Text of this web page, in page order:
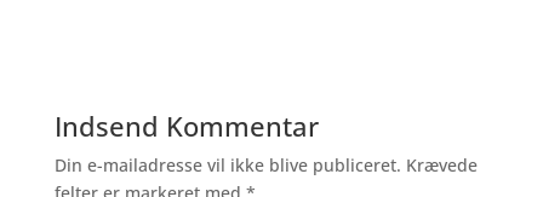
Indsend Kommentar
Din e-mailadresse vil ikke blive publiceret. Krævede
felter er markeret med *